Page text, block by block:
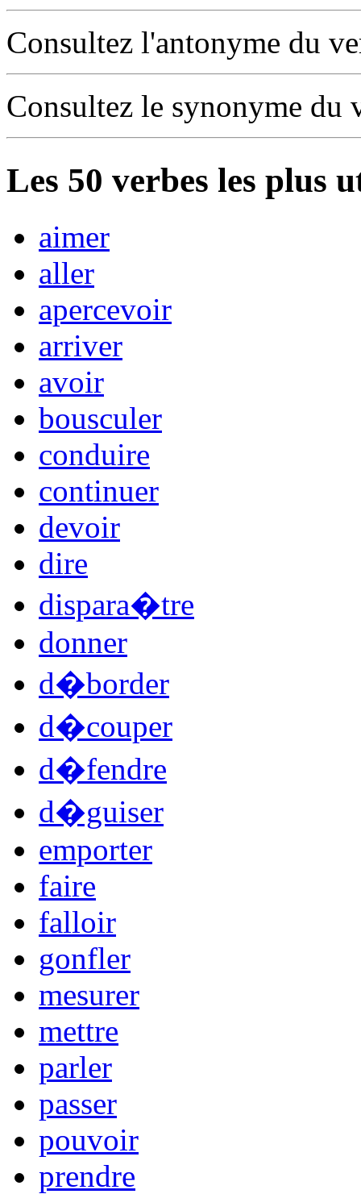
Consultez l'antonyme du
Consultez le synonyme du
Les 50 verbes les plus
aimer
aller
apercevoir
arriver
avoir
bousculer
conduire
continuer
devoir
dire
dispara�tre
donner
d�border
d�couper
d�fendre
d�guiser
emporter
faire
falloir
gonfler
mesurer
mettre
parler
passer
pouvoir
prendre